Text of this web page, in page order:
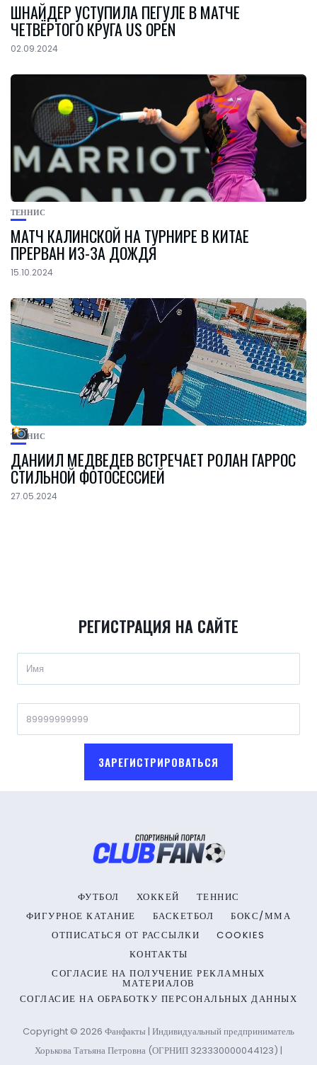
ШНАЙДЕР УСТУПИЛА ПЕГУЛЕ В МАТЧЕ
ЧЕТВЁРТОГО КРУГА US OPEN
02.09.2024
ТЕННИС
МАТЧ КАЛИНСКОЙ НА ТУРНИРЕ В КИТАЕ
ПРЕРВАН ИЗ-ЗА ДОЖДЯ
15.10.2024
ТЕННИС
ДАНИИЛ МЕДВЕДЕВ ВСТРЕЧАЕТ РОЛАН ГАРРОС
СТИЛЬНОЙ ФОТОСЕССИЕЙ
27.05.2024
РЕГИСТРАЦИЯ НА САЙТЕ
ЗАРЕГИСТРИРОВАТЬСЯ
ФУТБОЛ ХОККЕЙ
ТЕННИС
ФИГУРНОЕ КАТАНИЕ
БАСКЕТБОЛ
БОКС/ММА
ОТПИСАТЬСЯ ОТ РАССЫЛКИ
COOKIES
КОНТАКТЫ
СОГЛАСИЕ НА ПОЛУЧЕНИЕ РЕКЛАМНЫХ
МАТЕРИАЛОВ
СОГЛАСИЕ НА ОБРАБОТКУ ПЕРСОНАЛЬНЫХ ДАННЫХ
Copyright © 2026 Фанфакты | Индивидуальный предприниматель
Хорькова Татьяна Петровна (ОГРНИП 323330000044123) |